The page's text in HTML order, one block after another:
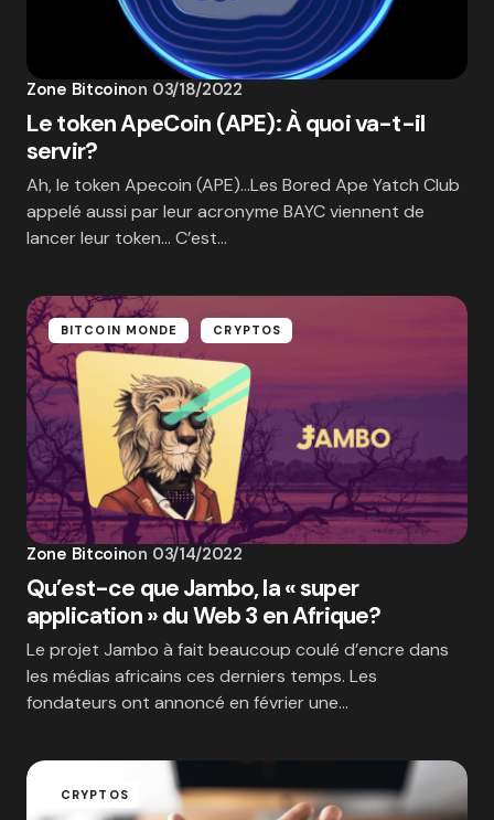
Zone Bitcoinon 03/18/2022
Le token ApeCoin (APE): À quoi va-t-il
servir?
Ah, le token Apecoin (APE)…Les Bored Ape Yatch Club
appelé aussi par leur acronyme BAYC viennent de
lancer leur token… C’est…
BITCOIN MONDE CRYPTOS
Zone Bitcoinon 03/14/2022
Qu’est-ce que Jambo, la « super
application » du Web 3 en Afrique?
Le projet Jambo à fait beaucoup coulé d’encre dans
les médias africains ces derniers temps. Les
fondateurs ont annoncé en février une…
CRYPTOS